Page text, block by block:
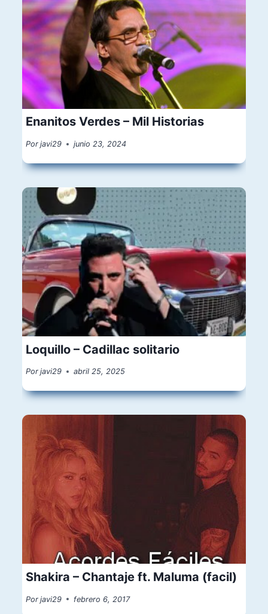
Enanitos Verdes – Mil Historias
Por javi29 junio 23, 2024
Loquillo – Cadillac solitario
Por javi29 abril 25, 2025
Shakira – Chantaje ft. Maluma (facil)
Por javi29 febrero 6, 2017